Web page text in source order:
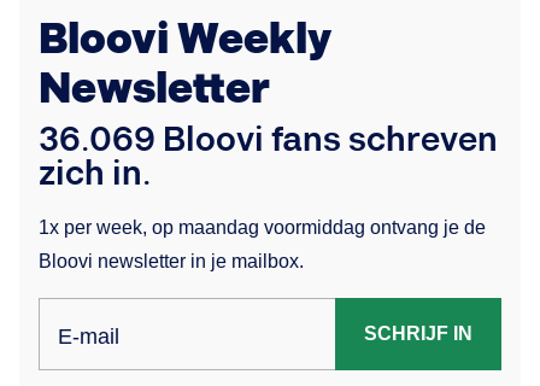
Bloovi Weekly
Newsletter
36.069 Bloovi fans schreven
zich in.
1x per week, op maandag voormiddag ontvang je de
Bloovi newsletter in je mailbox.
E-mail SCHRIJF IN